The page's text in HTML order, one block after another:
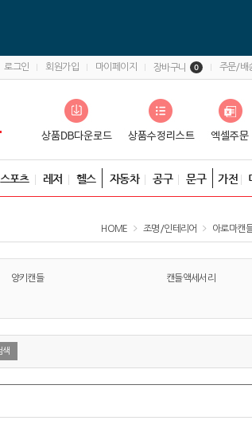
로그인 회원가입 마이페이지 장바구니 0 주문/배
스포츠 레저 헬스 자동차 공구 문구 가전
HOME 조명/인테리어 아로마캔
양키캔들 캔들액세서리